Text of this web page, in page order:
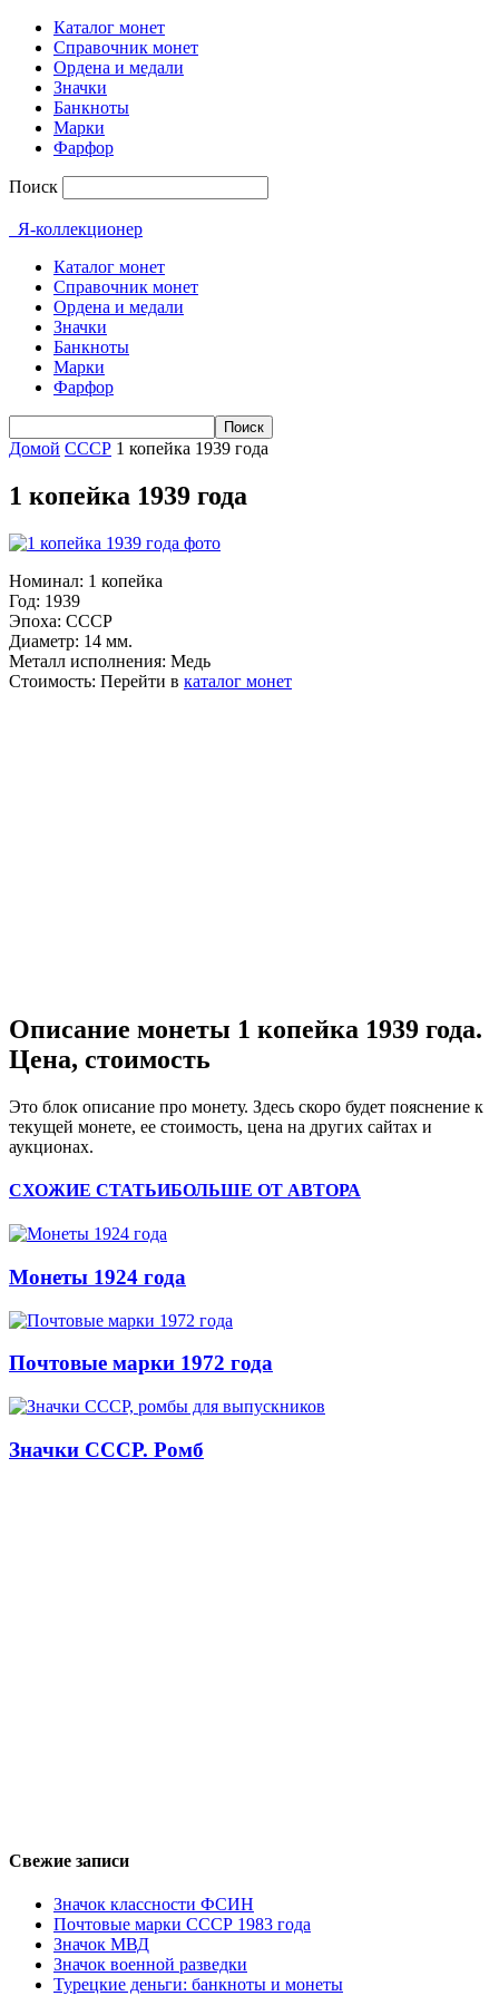
Каталог монет
Справочник монет
Ордена и медали
Значки
Банкноты
Марки
Фарфор
Поиск
Я-коллекционер
Каталог монет
Справочник монет
Ордена и медали
Значки
Банкноты
Марки
Фарфор
Домой СССР 1 копейка 1939 года
1 копейка 1939 года
Номинал: 1 копейка
Год: 1939
Эпоха: СССР
Диаметр: 14 мм.
Металл исполнения: Медь
Стоимость: Перейти в каталог монет
Описание монеты 1 копейка 1939 года.
Цена, стоимость
Это блок описание про монету. Здесь скоро будет пояснение к
текущей монете, ее стоимость, цена на других сайтах и
аукционах.
СХОЖИЕ СТАТЬИБОЛЬШЕ ОТ АВТОРА
Монеты 1924 года
Почтовые марки 1972 года
Значки СССР. Ромб
Свежие записи
Значок классности ФСИН
Почтовые марки СССР 1983 года
Значок МВД
Значок военной разведки
Турецкие деньги: банкноты и монеты